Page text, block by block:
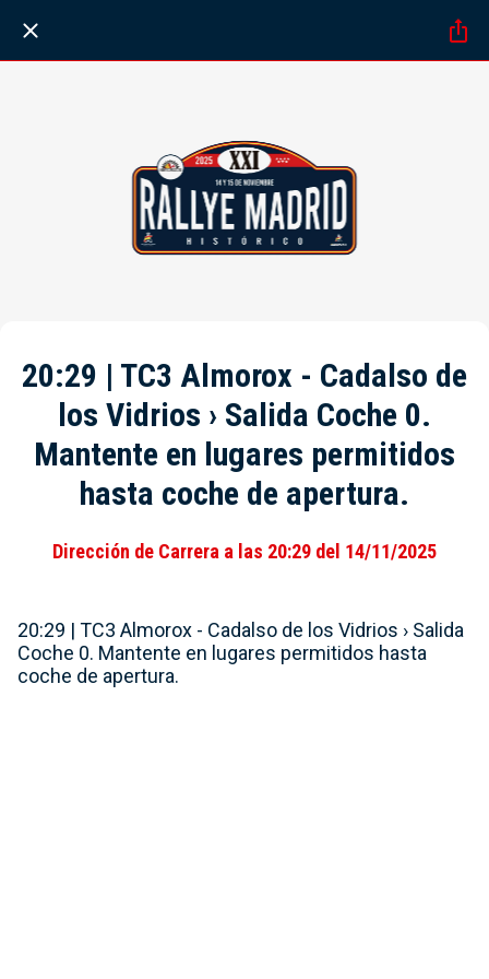
20:29 | TC3 Almorox - Cadalso de
los Vidrios › Salida Coche 0.
Mantente en lugares permitidos
hasta coche de apertura.
Dirección de Carrera a las 20:29 del 14/11/2025
20:29 | TC3 Almorox - Cadalso de los Vidrios › Salida
Coche 0. Mantente en lugares permitidos hasta
coche de apertura.